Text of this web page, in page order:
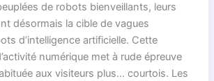
de robots bienveillants, leurs
désormais la cible de vagues
d’intelligence artificielle. Cette
numérique met à rude épreuve
aux visiteurs plus… courtois. Les